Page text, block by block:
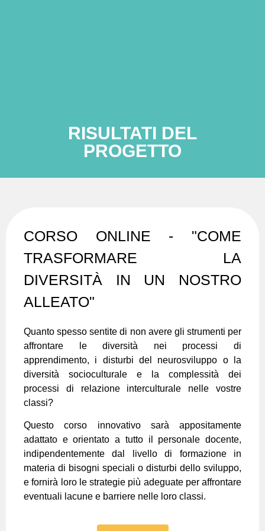
RISULTATI DEL
PROGETTO
CORSO ONLINE - "COME
TRASFORMARE LA
DIVERSITÀ IN UN NOSTRO
ALLEATO"
Quanto spesso sentite di non avere gli strumenti per
affrontare le diversità nei processi di
apprendimento, i disturbi del neurosviluppo o la
diversità socioculturale e la complessità dei
processi di relazione interculturale nelle vostre
classi?
Questo corso innovativo sarà appositamente
adattato e orientato a tutto il personale docente,
indipendentemente dal livello di formazione in
materia di bisogni speciali o disturbi dello sviluppo,
e fornirà loro le strategie più adeguate per affrontare
eventuali lacune e barriere nelle loro classi.